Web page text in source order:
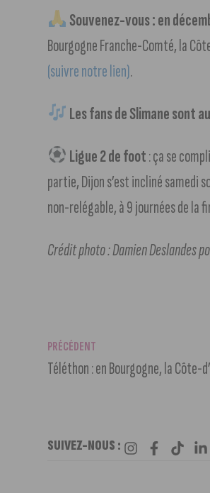
Souvenez-vous : en
Bourgogne Franche-Comté, la
(suivre notre lien).
Les fans de Slimane sont
Ligue 2 de foot: ça se
partie, Dijon s’est incliné samedi
non-relégable, à 9 journées de la
Crédit photo : Damien Deslandes
PRÉCÉDENT
Téléthon : en Bourgogne, la Côte-
SUIVEZ-NOUS :